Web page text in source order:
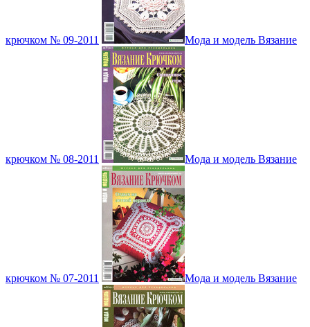
крючком № 09-2011 Мода и модель Вязание
крючком № 08-2011 Мода и модель Вязание
крючком № 07-2011 Мода и модель Вязание